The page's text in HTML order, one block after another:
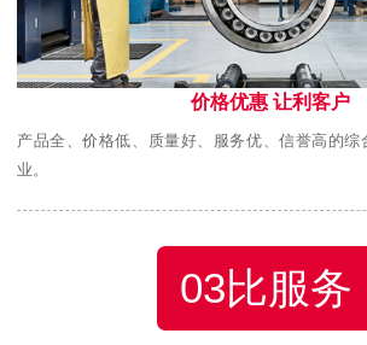
价格优惠 让利客户
产品全、价格低、质量好、服务优、信誉高的综
业。
03比服务